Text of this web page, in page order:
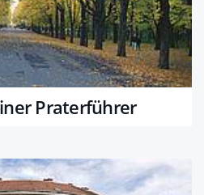
Praterführer